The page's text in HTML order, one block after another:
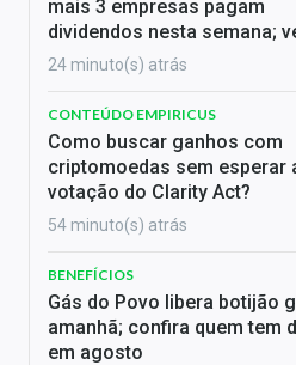
mais 3 empresas pagam
dividendos nesta semana;
24 minuto(s) atrás
CONTEÚDO EMPIRICUS
Como buscar ganhos com
criptomoedas sem esperar
votação do Clarity Act?
54 minuto(s) atrás
BENEFÍCIOS
Gás do Povo libera botijão
amanhã; confira quem tem
em agosto